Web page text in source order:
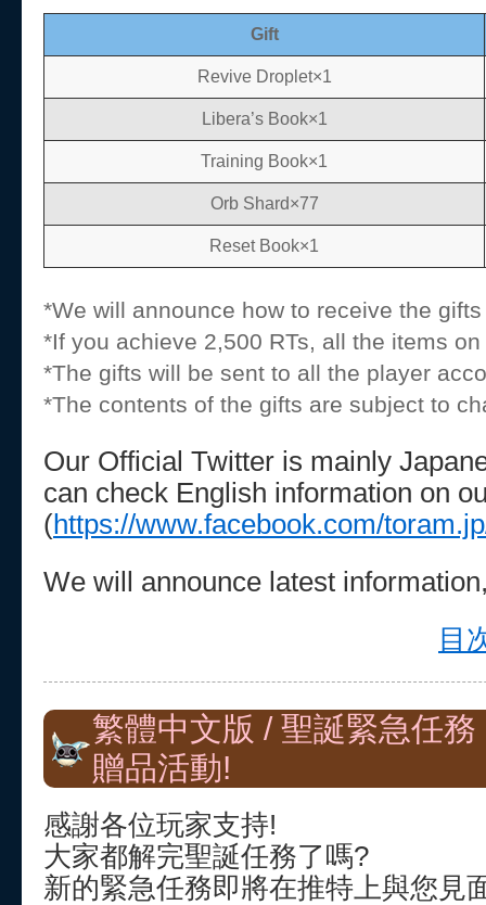
Gift
Revive Droplet×1
Libera’s Book×1
Training Book×1
Orb Shard×77
Reset Book×1
*We will announce how to receive the
*If you achieve 2,500 RTs, all the items
*The gifts will be sent to all the player
*The contents of the gifts are subject to
Our Official Twitter is mainly
can check English information on
(https://www.facebook.com/
We will announce latest
目
繁體中文版 / 聖誕緊急任
贈品活動!
感謝各位玩家支持!
大家都解完聖誕任務了嗎?
新的緊急任務即將在推特上與您見